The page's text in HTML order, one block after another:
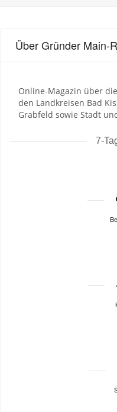
Über Gründer Main-
Online-Magazin über
den Landkreisen Bad
Grabfeld sowie Stadt
7-